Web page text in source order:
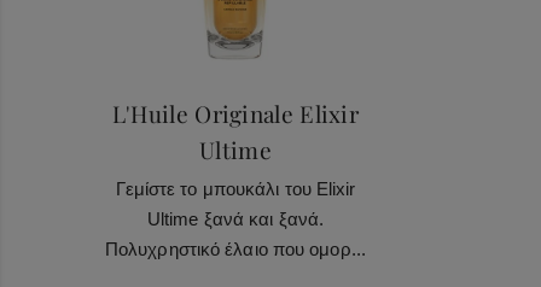
L'Huile Originale Elixir
Ultime
Γεμίστε το μπουκάλι του Elixir
Ultime ξανά και ξανά.
Πολυχρηστικό έλαιο που ομορ...